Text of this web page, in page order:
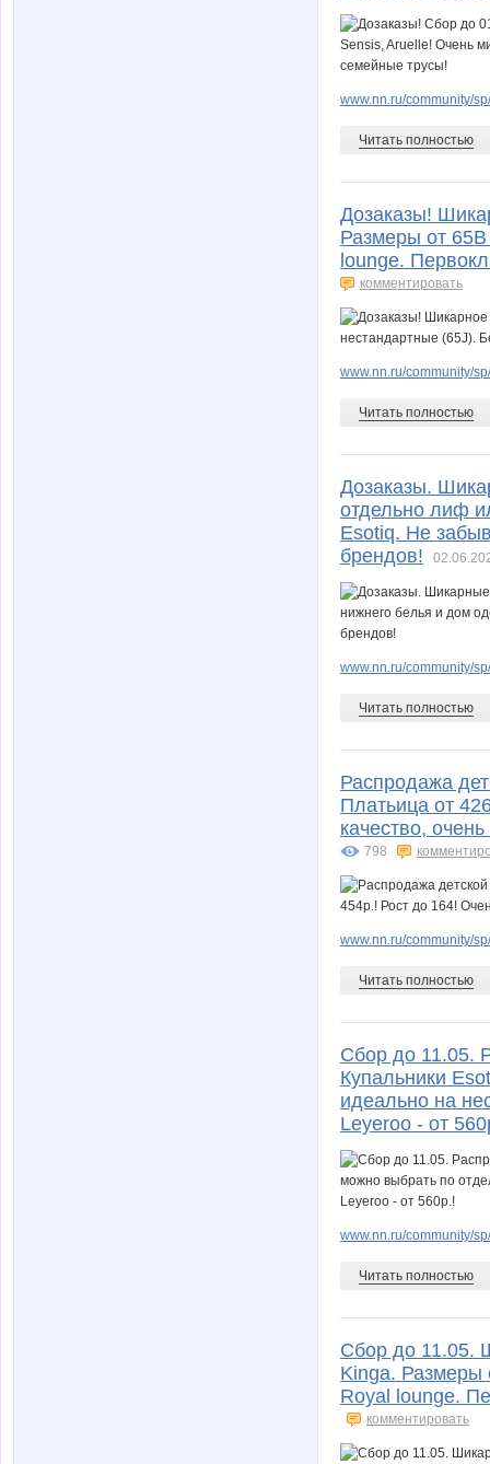
www.nn.ru/community/
Читать полностью
Дозаказы!
Размеры от
lounge.
комментировать
www.nn.ru/community/
Читать полностью
Дозаказы.
отдельно лиф
Esotiq. Не
брендов!
www.nn.ru/community/
Читать полностью
Распродажа
Платьица от
качество,
798
www.nn.ru/community/
Читать полностью
Сбор до 11.05.
Купальники
идеально на
Leyeroo - от
www.nn.ru/community/
Читать полностью
Сбор до 11.05.
Kinga. Размеры
Royal lounge.
комментировать